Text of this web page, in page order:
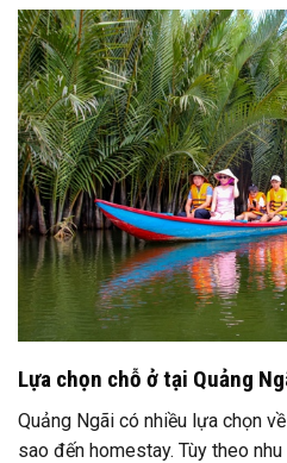
Lựa chọn chỗ ở tại Quảng
Quảng Ngãi có nhiều lựa chọn
sao đến homestay. Tùy theo